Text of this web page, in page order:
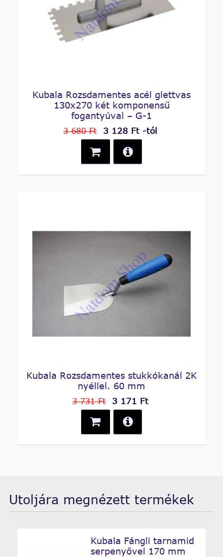
Kubala Rozsdamentes acél glettvas
130x270 két komponensű
fogantyúval – G-1
3 680 Ft 3 128 Ft -tól
Kubala Rozsdamentes stukkókanál 2K
nyéllel. 60 mm
3 731 Ft 3 171 Ft
Utoljára megnézett termékek
Kubala Fángli tarnamid
serpenyővel 170 mm